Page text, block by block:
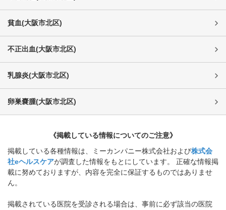
貧血(大阪市北区)
不正出血(大阪市北区)
乳腺炎(大阪市北区)
卵巣嚢腫(大阪市北区)
《掲載している情報についてのご注意》
掲載している各種情報は、ミーカンパニー株式会社および株式会
社eヘルスケアが調査した情報をもとにしています。 正確な情報掲
載に努めておりますが、内容を完全に保証するものではありませ
ん。
掲載されている医院を受診される場合は、事前に必ず該当の医院